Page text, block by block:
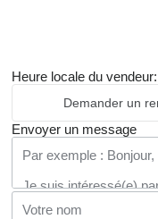
Heure locale du
Demander un
Envoyer un message